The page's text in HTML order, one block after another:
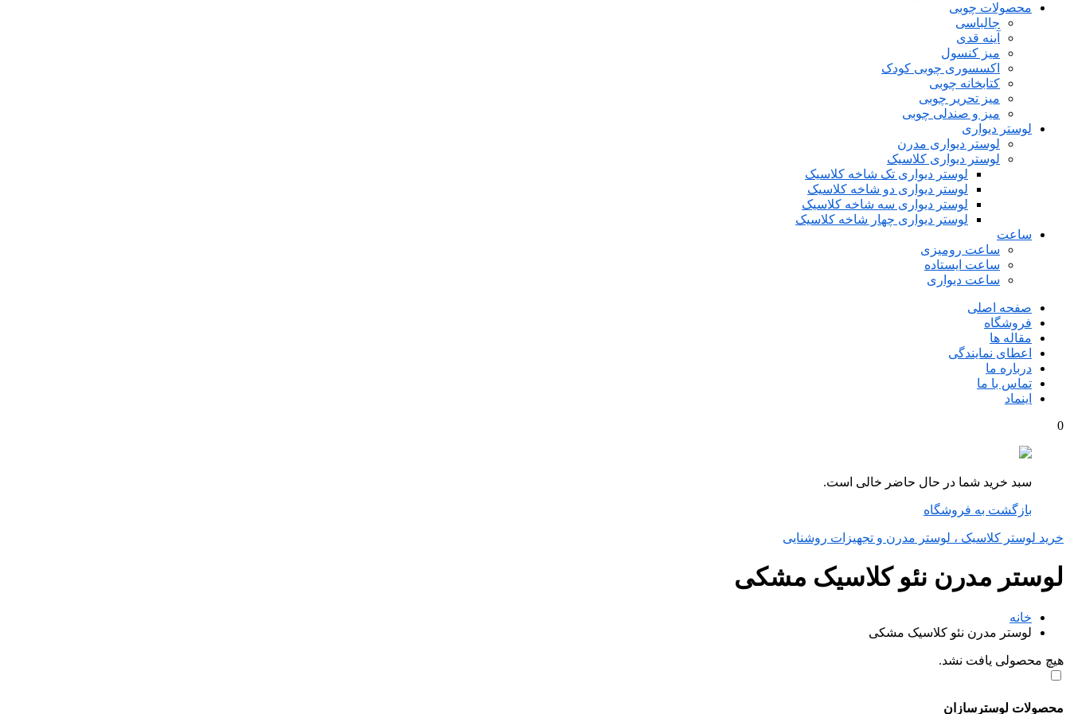
محصولات چوبی
جالباسی
آینه قدی
میز کنسول
اکسسوری چوبی کودک
کتابخانه چوبی
میز تحریر چوبی
میز و صندلی چوبی
لوستر دیواری
لوستر دیواری مدرن
لوستر دیواری کلاسیک
لوستر دیواری تک شاخه کلاسیک
لوستر دیواری دو شاخه کلاسیک
لوستر دیواری سه شاخه کلاسیک
لوستر دیواری چهار شاخه کلاسیک
ساعت
ساعت رومیزی
ساعت ایستاده
ساعت دیواری
صفحه اصلی
فروشگاه
مقاله ها
اعطای نمایندگی
درباره ما
تماس با ما
اینماد
0
سبد خرید شما در حال حاضر خالی است.
بازگشت به فروشگاه
خرید لوستر کلاسیک ، لوستر مدرن و تجهیزات روشنایی
لوستر مدرن نئو کلاسیک مشکی
خانه
لوستر مدرن نئو کلاسیک مشکی
هیچ محصولی یافت نشد.
محصولات لوسترسازان